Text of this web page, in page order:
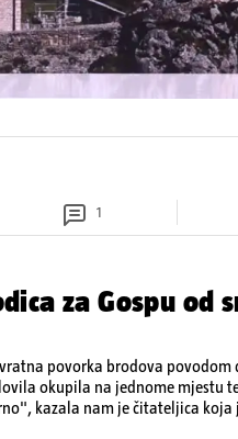
1
za Gospu od
povorka brodova povodom
okupila na jednome mjestu
kazala nam je čitateljica koja